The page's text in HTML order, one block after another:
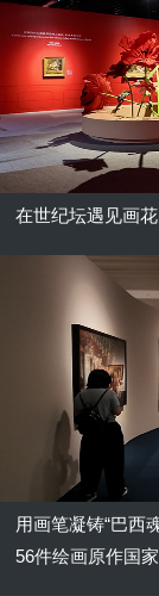
在世纪坛遇见画
用画笔凝铸“巴
56件绘画原作国